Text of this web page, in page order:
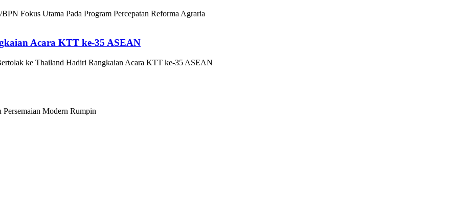
Fokus Utama Pada Program Percepatan Reforma Agraria
Acara KTT ke-35 ASEAN
ke Thailand Hadiri Rangkaian Acara KTT ke-35 ASEAN
Persemaian Modern Rumpin